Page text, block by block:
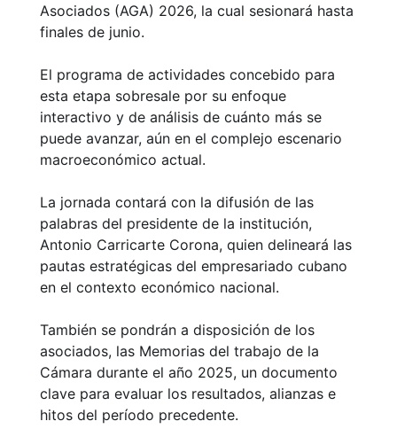
Asociados (AGA) 2026, la cual sesionará hasta
finales de junio.
El programa de actividades concebido para
esta etapa sobresale por su enfoque
interactivo y de análisis de cuánto más se
puede avanzar, aún en el complejo escenario
macroeconómico actual.
La jornada contará con la difusión de las
palabras del presidente de la institución,
Antonio Carricarte Corona, quien delineará las
pautas estratégicas del empresariado cubano
en el contexto económico nacional.
También se pondrán a disposición de los
asociados, las Memorias del trabajo de la
Cámara durante el año 2025, un documento
clave para evaluar los resultados, alianzas e
hitos del período precedente.